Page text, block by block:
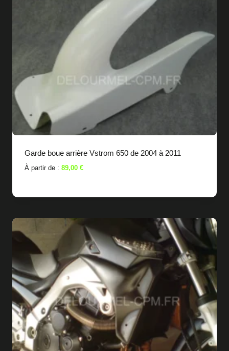
Garde boue arrière Vstrom 650 de 2004 à 2011
À partir de : 89,00 €